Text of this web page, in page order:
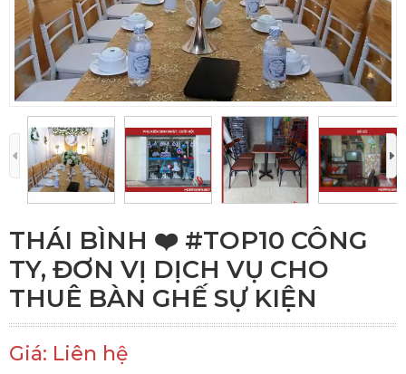
THÁI BÌNH ❤️️ #TOP10 CÔNG
TY, ĐƠN VỊ DỊCH VỤ CHO
THUÊ BÀN GHẾ SỰ KIỆN
Giá: Liên hệ